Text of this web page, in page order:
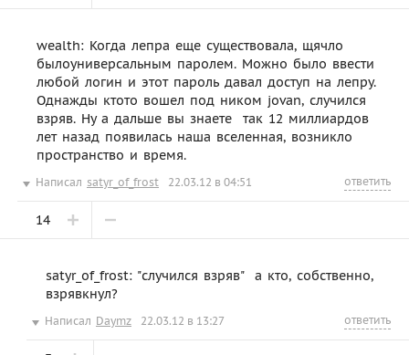
wealth: Когда лепра еще существовала, щячло
былоуниверсальным паролем. Можно было ввести
любой логин и этот пароль давал доступ на лепру.
Однажды ктото вошел под ником jovan, случился
взряв. Ну а дальше вы знаете  так 12 миллиардов
лет назад появилась наша вселенная, возникло
пространство и время.
Написал satyr_of_frost 22.03.12 в 04:51 ответить
14
satyr_of_frost: "случился взряв"  а кто, собственно,
взрявкнул?
Написал Daymz 22.03.12 в 13:27 ответить